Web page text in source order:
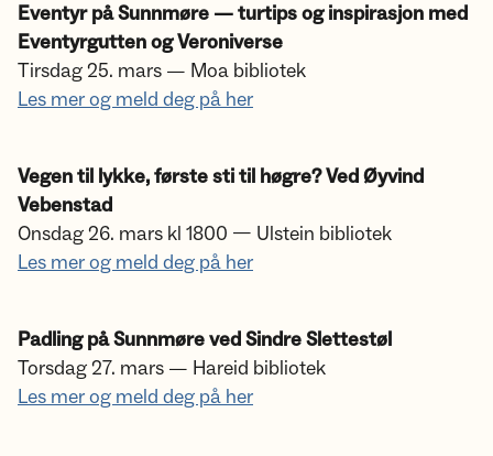
Eventyr på Sunnmøre — turtips og inspirasjon med
Eventyrgutten og Veroniverse
Tirsdag 25. mars — Moa bibliotek
Les mer og meld deg på her
Vegen til lykke, første sti til høgre? Ved Øyvind
Vebenstad
Onsdag 26. mars kl 1800 — Ulstein bibliotek
Les mer og meld deg på her
Padling på Sunnmøre ved Sindre Slettestøl
Torsdag 27. mars — Hareid bibliotek
Les mer og meld deg på her